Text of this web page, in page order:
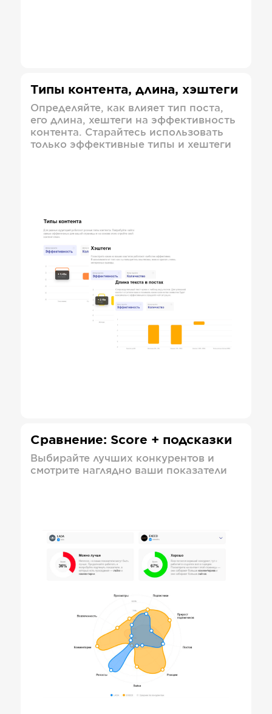
Типы контента, длина, хэштеги
Определяйте, как влияет тип поста,
его длина, хештеги на эффективность
контента. Старайтесь использовать
только эффективные типы и хештеги
Сравнение: Score + подсказки
Выбирайте лучших конкурентов и
смотрите наглядно ваши показатели